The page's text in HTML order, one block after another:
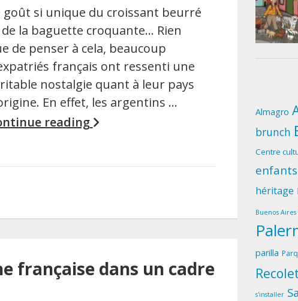
goût si unique du croissant beurré
la baguette croquante… Rien
de penser à cela, beaucoup
français ont ressenti une
nostalgie quant à leur pays
En effet, les argentins …
reading
française dans un cadre
Almagro
brunch
Centre
enfants
héritage
Buenos Aires
parilla
s'installer